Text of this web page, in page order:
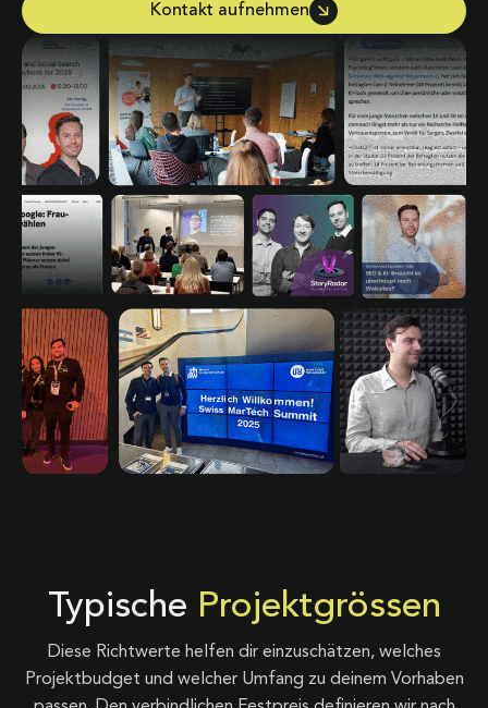
Kontakt aufnehmen
Typische Projektgrössen
Diese Richtwerte helfen dir einzuschätzen, welches
Projektbudget und welcher Umfang zu deinem Vorhaben